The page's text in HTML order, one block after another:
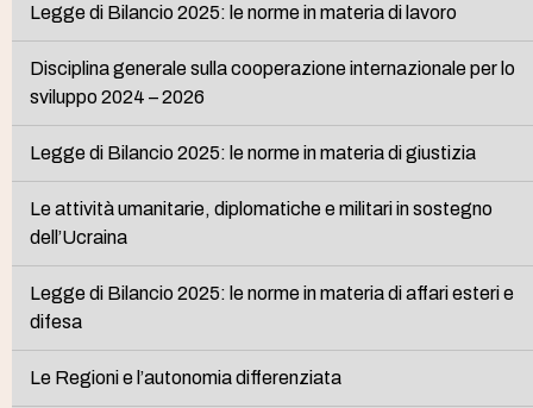
Legge di Bilancio 2025: le norme in materia di lavoro
Disciplina generale sulla cooperazione internazionale per lo
sviluppo 2024 – 2026
Legge di Bilancio 2025: le norme in materia di giustizia
Le attività umanitarie, diplomatiche e militari in sostegno
dell’Ucraina
Legge di Bilancio 2025: le norme in materia di affari esteri e
difesa
Le Regioni e l’autonomia differenziata